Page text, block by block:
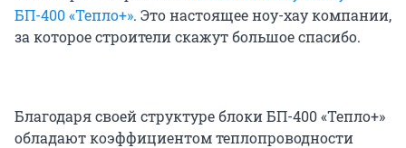
БП-400 «Тепло+». Это настоящее ноу-хау компании,
за которое строители скажут большое спасибо.
Благодаря своей структуре блоки БП-400 «Тепло+»
обладают коэффициентом теплопроводности